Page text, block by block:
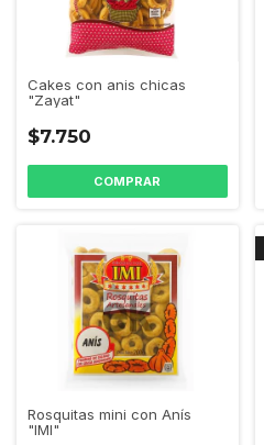
Cakes con anis chicas
"Zayat"
$7.750
Rosquitas mini con Anís
"IMI"